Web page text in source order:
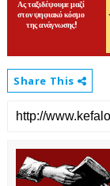
Share This